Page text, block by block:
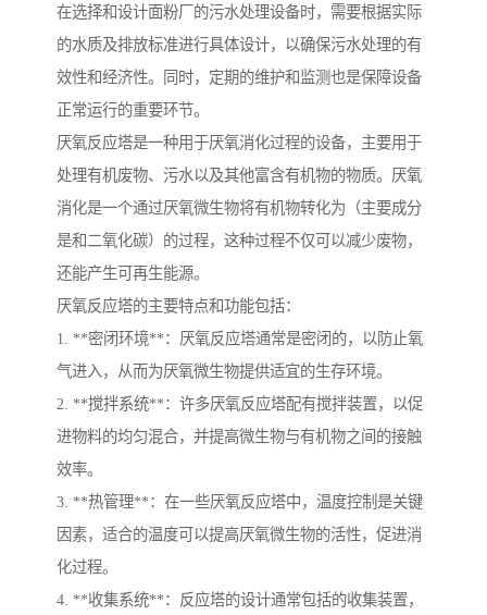
在选择和设计面粉厂的污水处理设备时，需要根据实际
的水质及排放标准进行具体设计，以确保污水处理的有
效性和经济性。同时，定期的维护和监测也是保障设备
正常运行的重要环节。
厌氧反应塔是一种用于厌氧消化过程的设备，主要用于
处理有机废物、污水以及其他富含有机物的物质。厌氧
消化是一个通过厌氧微生物将有机物转化为（主要成分
是和二氧化碳）的过程，这种过程不仅可以减少废物，
还能产生可再生能源。
厌氧反应塔的主要特点和功能包括：
1. **密闭环境**：厌氧反应塔通常是密闭的，以防止氧
气进入，从而为厌氧微生物提供适宜的生存环境。
2. **搅拌系统**：许多厌氧反应塔配有搅拌装置，以促
进物料的均匀混合，并提高微生物与有机物之间的接触
效率。
3. **热管理**：在一些厌氧反应塔中，温度控制是关键
因素，适合的温度可以提高厌氧微生物的活性，促进消
化过程。
4. **收集系统**：反应塔的设计通常包括的收集装置，